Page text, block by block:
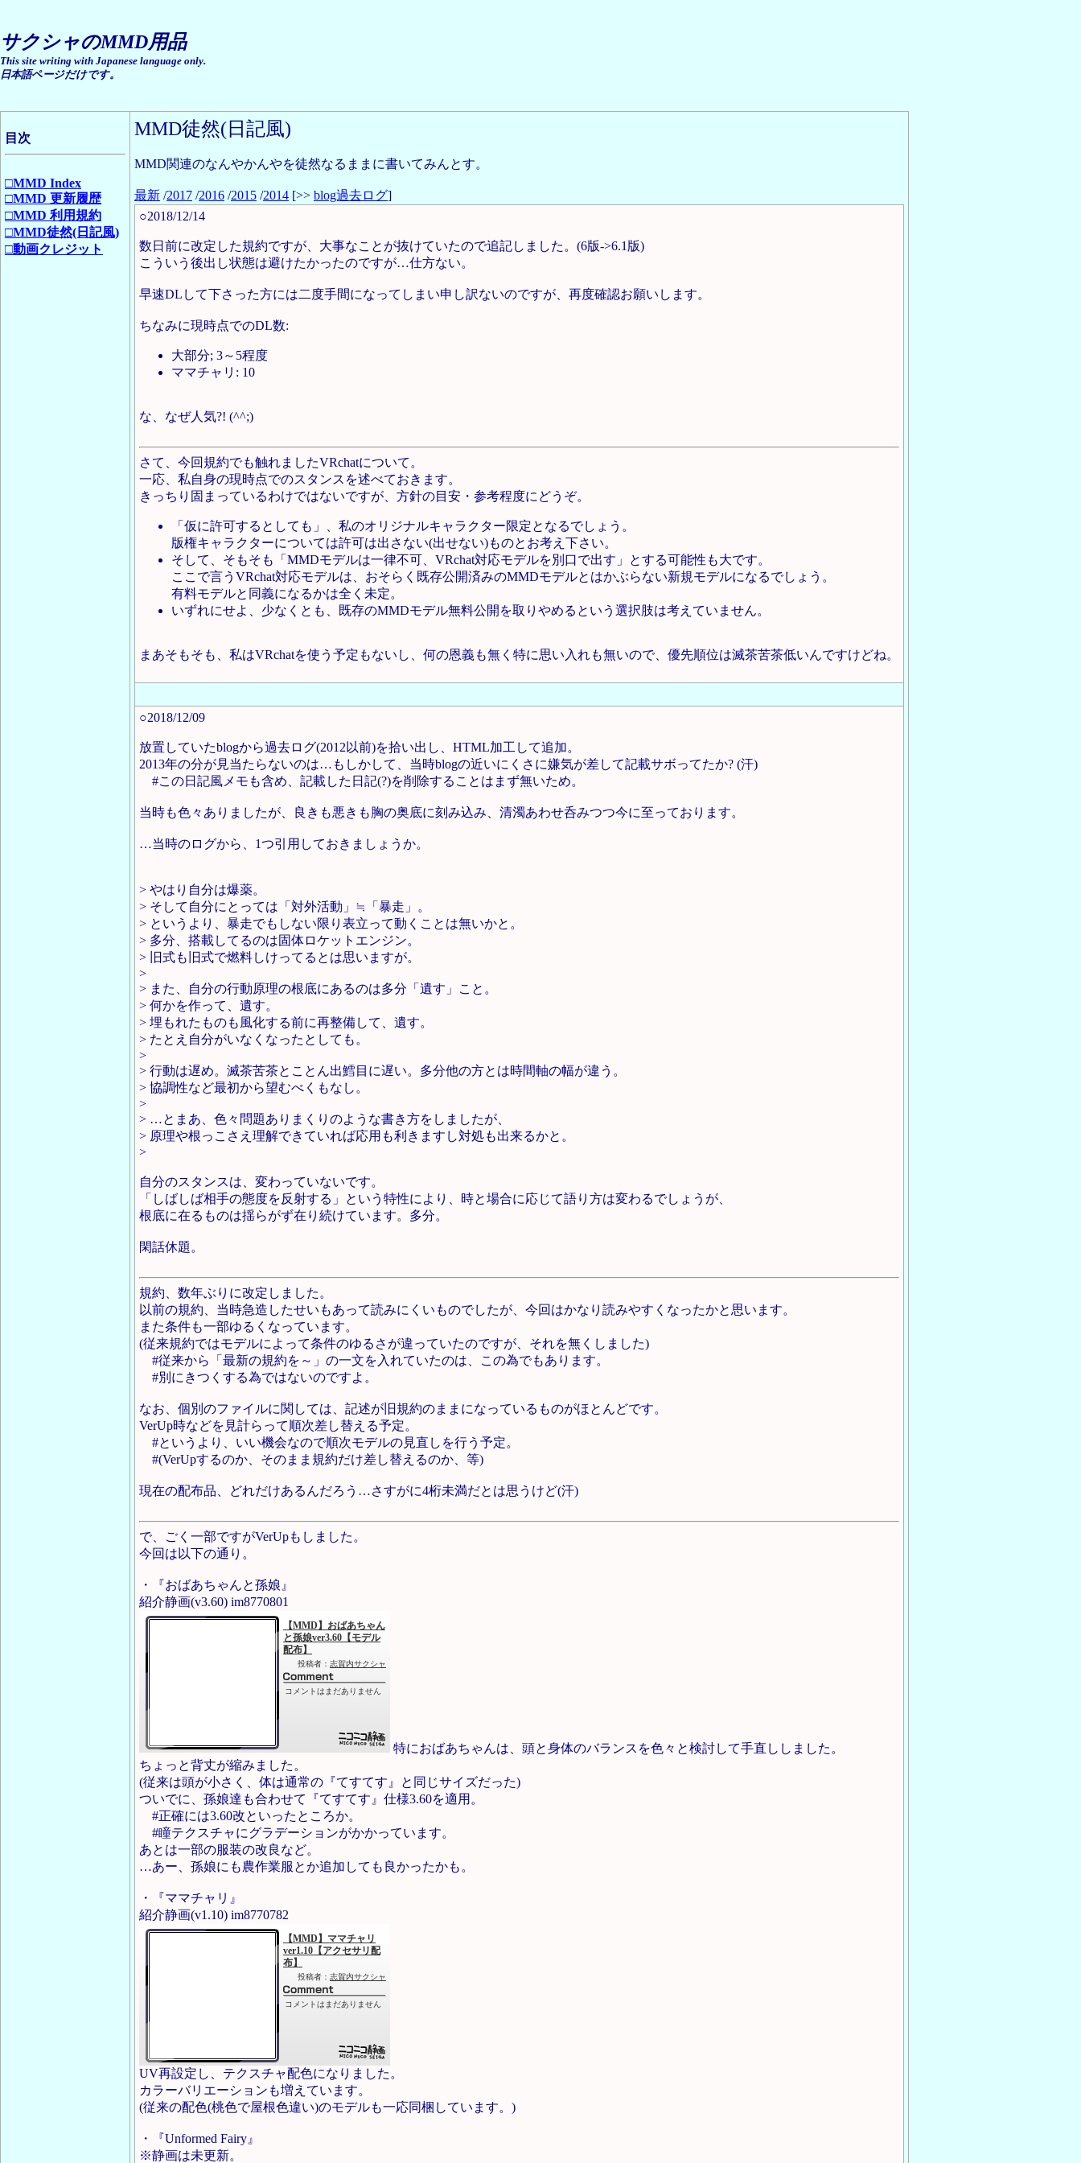
サクシャのMMD用品
This site writing with Japanese language only.
日本語ページだけです。
目次
□MMD Index
□MMD 更新履歴
□MMD 利用規約
□MMD徒然(日記風)
□動画クレジット
MMD徒然(日記風)
MMD関連のなんやかんやを徒然なるままに書いてみんとす。
最新 /2017 /2016 /2015 /2014 [>> blog過去ログ]
○2018/12/14
数日前に改定した規約ですが、大事なことが抜けていたので追記しました。(6版->6.1版)
こういう後出し状態は避けたかったのですが…仕方ない。
早速DLして下さった方には二度手間になってしまい申し訳ないのですが、再度確認お願いします。
ちなみに現時点でのDL数:
大部分; 3～5程度
ママチャリ: 10
な、なぜ人気?! (^^;)
さて、今回規約でも触れましたVRchatについて。
一応、私自身の現時点でのスタンスを述べておきます。
きっちり固まっているわけではないですが、方針の目安・参考程度にどうぞ。
「仮に許可するとしても」、私のオリジナルキャラクター限定となるでしょう。
版権キャラクターについては許可は出さない(出せない)ものとお考え下さい。
そして、そもそも「MMDモデルは一律不可、VRchat対応モデルを別口で出す」とする可能性も大です。
ここで言うVRchat対応モデルは、おそらく既存公開済みのMMDモデルとはかぶらない新規モデルになるでしょう。
有料モデルと同義になるかは全く未定。
いずれにせよ、少なくとも、既存のMMDモデル無料公開を取りやめるという選択肢は考えていません。
まあそもそも、私はVRchatを使う予定もないし、何の恩義も無く特に思い入れも無いので、優先順位は滅茶苦茶低いんですけどね。
○2018/12/09
放置していたblogから過去ログ(2012以前)を拾い出し、HTML加工して追加。
2013年の分が見当たらないのは…もしかして、当時blogの近いにくさに嫌気が差して記載サボってたか? (汗)
#この日記風メモも含め、記載した日記(?)を削除することはまず無いため。
当時も色々ありましたが、良きも悪きも胸の奥底に刻み込み、清濁あわせ呑みつつ今に至っております。
…当時のログから、1つ引用しておきましょうか。
> やはり自分は爆薬。
> そして自分にとっては「対外活動」≒「暴走」。
> というより、暴走でもしない限り表立って動くことは無いかと。
> 多分、搭載してるのは固体ロケットエンジン。
> 旧式も旧式で燃料しけってるとは思いますが。
>
> また、自分の行動原理の根底にあるのは多分「遺す」こと。
> 何かを作って、遺す。
> 埋もれたものも風化する前に再整備して、遺す。
> たとえ自分がいなくなったとしても。
>
> 行動は遅め。滅茶苦茶とことん出鱈目に遅い。多分他の方とは時間軸の幅が違う。
> 協調性など最初から望むべくもなし。
>
> …とまあ、色々問題ありまくりのような書き方をしましたが、
> 原理や根っこさえ理解できていれば応用も利きますし対処も出来るかと。
>
自分のスタンスは、変わっていないです。
「しばしば相手の態度を反射する」という特性により、時と場合に応じて語り方は変わるでしょうが、
根底に在るものは揺らがず在り続けています。多分。
閑話休題。
規約、数年ぶりに改定しました。
以前の規約、当時急造したせいもあって読みにくいものでしたが、今回はかなり読みやすくなったかと思います。
また条件も一部ゆるくなっています。
(従来規約ではモデルによって条件のゆるさが違っていたのですが、それを無くしました)
#従来から「最新の規約を～」の一文を入れていたのは、この為でもあります。
#別にきつくする為ではないのですよ。
なお、個別のファイルに関しては、記述が旧規約のままになっているものがほとんどです。
VerUp時などを見計らって順次差し替える予定。
#というより、いい機会なので順次モデルの見直しを行う予定。
#(VerUpするのか、そのまま規約だけ差し替えるのか、等)
現在の配布品、どれだけあるんだろう…さすがに4桁未満だとは思うけど(汗)
で、ごく一部ですがVerUpもしました。
今回は以下の通り。
・『おばあちゃんと孫娘』
紹介静画(v3.60) im8770801
特におばあちゃんは、頭と身体のバランスを色々と検討して手直ししました。
ちょっと背丈が縮みました。
(従来は頭が小さく、体は通常の『てすてす』と同じサイズだった)
ついでに、孫娘達も合わせて『てすてす』仕様3.60を適用。
#正確には3.60改といったところか。
#瞳テクスチャにグラデーションがかかっています。
あとは一部の服装の改良など。
…あー、孫娘にも農作業服とか追加しても良かったかも。
・『ママチャリ』
紹介静画(v1.10) im8770782
UV再設定し、テクスチャ配色になりました。
カラーバリエーションも増えています。
(従来の配色(桃色で屋根色違い)のモデルも一応同梱しています。)
・『Unformed Fairy』
※静画は未更新。